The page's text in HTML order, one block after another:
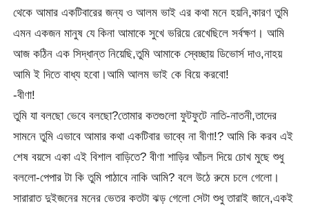
থেকে আমার একটিবারের জন্য ও আলম ভাই এর কথা মনে হয়নি,কারণ তুমি
এমন একজন মানুষ যে কিনা আমাকে সুখে ভরিয়ে রেখেছিলে সর্বক্ষণ। আমি
আজ কঠিন এক সিদ্ধান্ত নিয়েছি,তুমি আমাকে স্বেচ্ছায় ডিভোর্স দাও,নাহয়
আমি ই দিতে বাধ্য হবো।আমি আলম ভাই কে বিয়ে করবো!
-বীণা!
তুমি যা বলছো ভেবে বলছো?তোমার কতগুলো ফুটফুটে নাতি-নাতনী,তাদের
সামনে তুমি এভাবে আমার কথা একটিবার ভাব্বে না বীণা!? আমি কি করব এই
শেষ বয়সে একা এই বিশাল বাড়িতে? বীণা শাড়ির আঁচল দিয়ে চোখ মুছে শুধু
বললো-পেপার টা কি তুমি পাঠাবে নাকি আমি? বলে উঠে রুমে চলে গেলো।
সারারাত দুইজনের মনের ভেতর কতটা ঝড় গেলো সেটা শুধু তারাই জানে,একই